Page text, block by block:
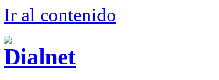
Ir al contenido